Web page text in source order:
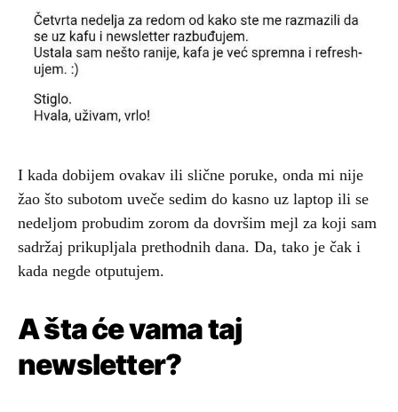
I kada dobijem ovakav ili slične poruke, onda mi nije
žao što subotom uveče sedim do kasno uz laptop ili se
nedeljom probudim zorom da dovršim mejl za koji sam
sadržaj prikupljala prethodnih dana. Da, tako je čak i
kada negde otputujem.
A šta će vama taj
newsletter?